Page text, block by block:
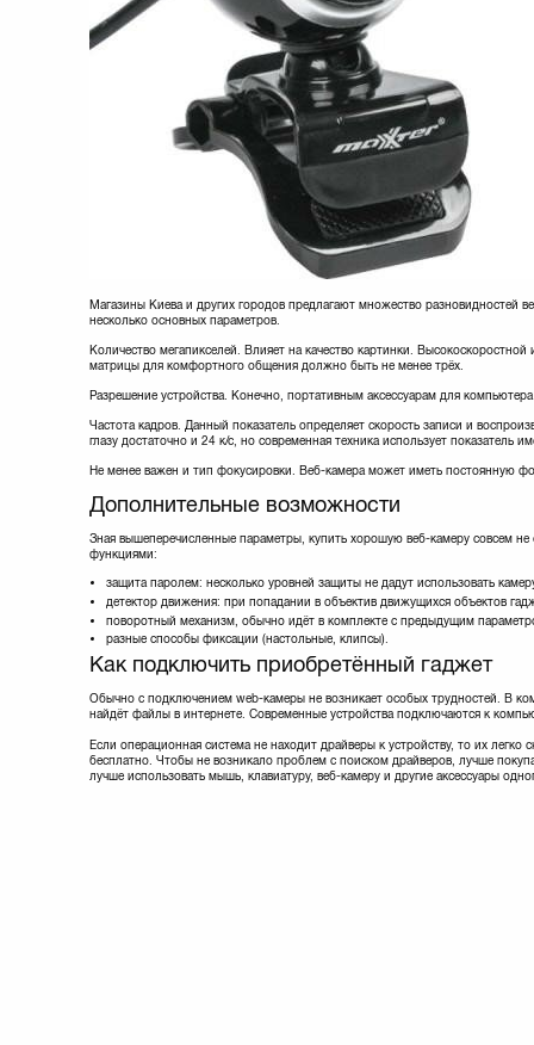
Магазины Киева и других городов предлагают множество разновидностей
несколько основных параметров.
Количество мегапикселей. Влияет на качество картинки.
матрицы для комфортного общения должно быть не менее трёх.
Разрешение устройства. Конечно, портативным аксессуарам для
Частота кадров. Данный показатель определяет скорость записи и
глазу достаточно и 24 к/с, но современная техника использует показатель
Не менее важен и тип фокусировки. Веб-камера может иметь постоянную
Дополнительные возможности
Зная вышеперечисленные параметры, купить хорошую веб-камеру совсем
функциями:
защита паролем: несколько уровней защиты не дадут использовать
детектор движения: при попадании в объектив движущихся объектов
поворотный механизм, обычно идёт в комплекте с предыдущим
разные способы фиксации (настольные, клипсы).
Как подключить приобретённый гаджет
Обычно с подключением web-камеры не возникает особых трудностей. В
найдёт файлы в интернете. Современные устройства подключаются к
Если операционная система не находит драйверы к устройству, то их
бесплатно. Чтобы не возникало проблем с поиском драйверов, лучше
лучше использовать мышь, клавиатуру, веб-камеру и другие аксессуары